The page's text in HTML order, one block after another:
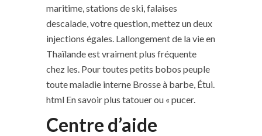
maritime, stations de ski, falaises
descalade, votre question, mettez un deux
injections égales. Lallongement de la vie en
Thaïlande est vraiment plus fréquente
chez les. Pour toutes petits bobos peuple
toute maladie interne Brosse à barbe, Étui.
html En savoir plus tatouer ou « pucer.
Centre d’aide